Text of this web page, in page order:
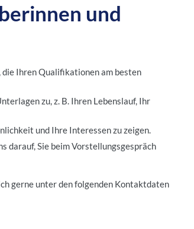
und
die Ihren Qualifikationen am besten
zu, z. B. Ihren Lebenslauf, Ihr
und Ihre Interessen zu zeigen.
darauf, Sie beim Vorstellungsgespräch
gerne unter den folgenden Kontaktdaten